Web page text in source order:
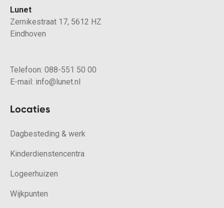
Lunet
Zernikestraat 17, 5612 HZ
Eindhoven
Telefoon: 088-551 50 00
E-mail: info@lunet.nl
Locaties
Dagbesteding & werk
Kinderdienstencentra
Logeerhuizen
Wijkpunten